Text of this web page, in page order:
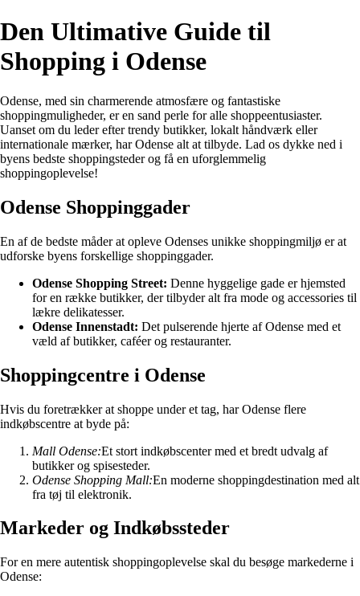
Den Ultimative Guide til
Shopping i Odense
Odense, med sin charmerende atmosfære og fantastiske
shoppingmuligheder, er en sand perle for alle shoppeentusiaster.
Uanset om du leder efter trendy butikker, lokalt håndværk eller
internationale mærker, har Odense alt at tilbyde. Lad os dykke ned i
byens bedste shoppingsteder og få en uforglemmelig
shoppingoplevelse!
Odense Shoppinggader
En af de bedste måder at opleve Odenses unikke shoppingmiljø er at
udforske byens forskellige shoppinggader.
Odense Shopping Street: Denne hyggelige gade er hjemsted
for en række butikker, der tilbyder alt fra mode og accessories til
lækre delikatesser.
Odense Innenstadt: Det pulserende hjerte af Odense med et
væld af butikker, caféer og restauranter.
Shoppingcentre i Odense
Hvis du foretrækker at shoppe under et tag, har Odense flere
indkøbscentre at byde på:
Mall Odense:Et stort indkøbscenter med et bredt udvalg af
butikker og spisesteder.
Odense Shopping Mall:En moderne shoppingdestination med alt
fra tøj til elektronik.
Markeder og Indkøbssteder
For en mere autentisk shoppingoplevelse skal du besøge markederne i
Odense: